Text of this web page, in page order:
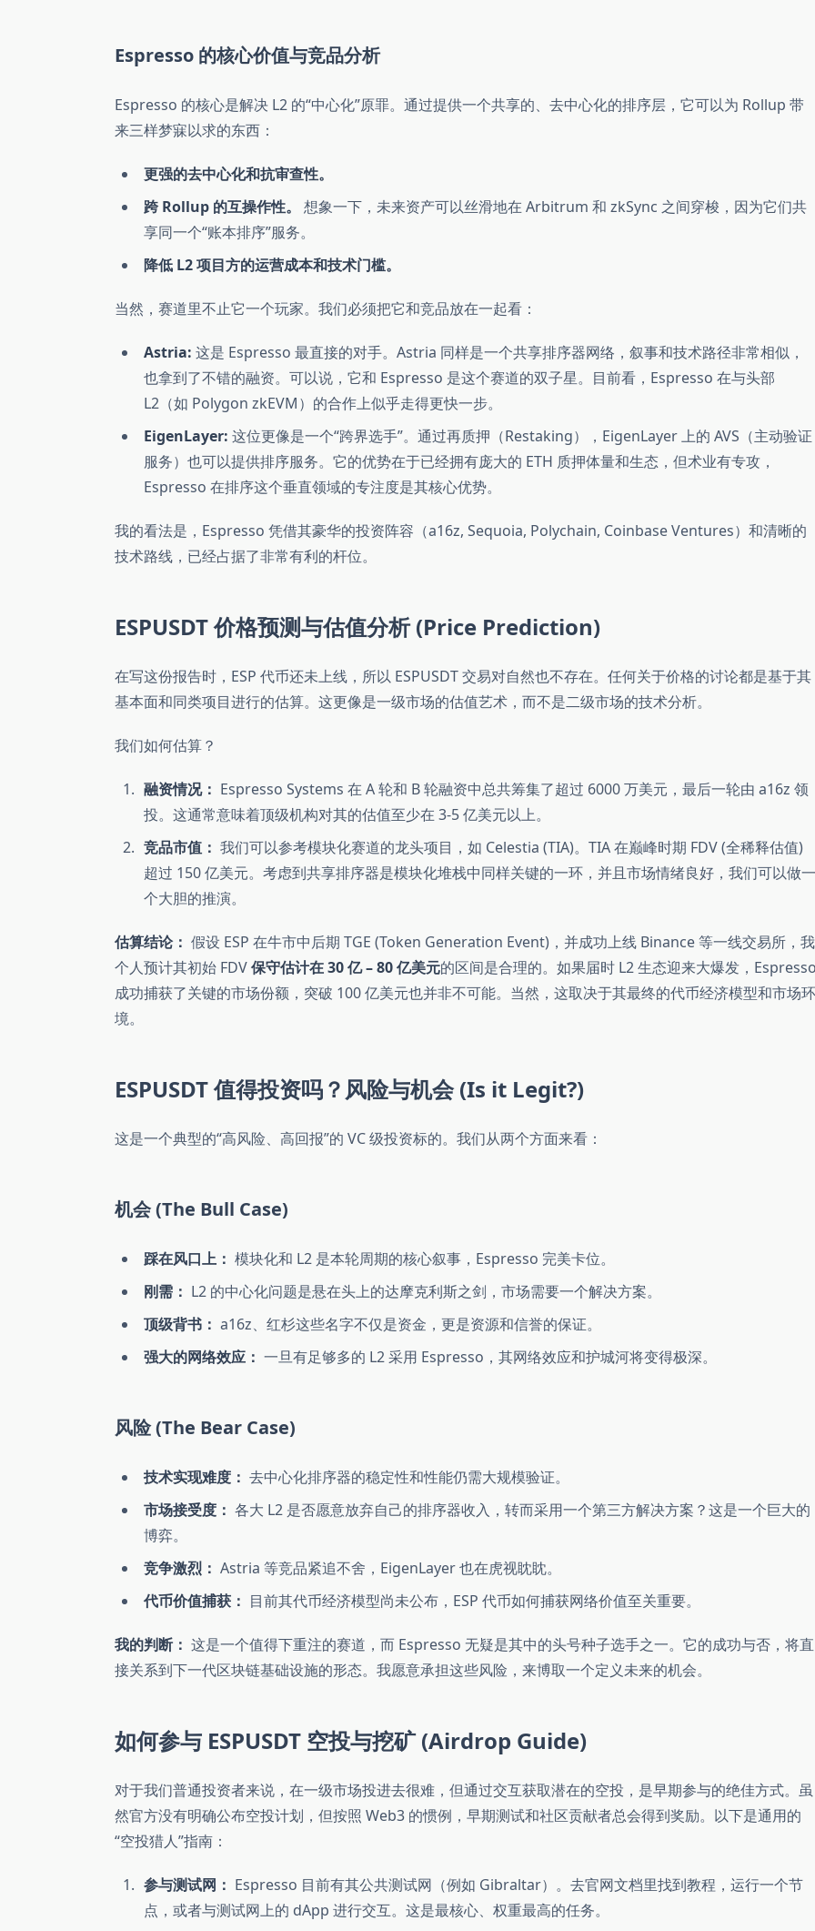
Espresso 的核心价值与竞品分析
Espresso 的核心是解决 L2 的“中心化”原罪。通过提供一个共享的、去中心化的排序层，它可以为 Rollup 带
来三样梦寐以求的东西：
更强的去中心化和抗审查性。
跨 Rollup 的互操作性。
想象一下，未来资产可以丝滑地在 Arbitrum 和 zkSync 之间穿梭，因为它们共
享同一个“账本排序”服务。
降低 L2 项目方的运营成本和技术门槛。
当然，赛道里不止它一个玩家。我们必须把它和竞品放在一起看：
Astria: 这是 Espresso 最直接的对手。Astria 同样是一个共享排序器网络，叙事和技术路径非常相似，
也拿到了不错的融资。可以说，它和 Espresso 是这个赛道的双子星。目前看，Espresso 在与头部
L2（如 Polygon zkEVM）的合作上似乎走得更快一步。
EigenLayer: 这位更像是一个“跨界选手”。通过再质押（Restaking），EigenLayer 上的 AVS（主动验证
服务）也可以提供排序服务。它的优势在于已经拥有庞大的 ETH 质押体量和生态，但术业有专攻，
Espresso 在排序这个垂直领域的专注度是其核心优势。
我的看法是，Espresso 凭借其豪华的投资阵容（a16z, Sequoia, Polychain, Coinbase Ventures）和清晰的
技术路线，已经占据了非常有利的杆位。
ESPUSDT 价格预测与估值分析 (Price Prediction)
在写这份报告时，ESP 代币还未上线，所以 ESPUSDT 交易对自然也不存在。任何关于价格的讨论都是基于其
基本面和同类项目进行的估算。这更像是一级市场的估值艺术，而不是二级市场的技术分析。
我们如何估算？
融资情况： Espresso Systems 在 A 轮和 B 轮融资中总共筹集了超过 6000 万美元，最后一轮由 a16z 领
投。这通常意味着顶级机构对其的估值至少在 3-5 亿美元以上。
竞品市值： 我们可以参考模块化赛道的龙头项目，如 Celestia (TIA)。TIA 在巅峰时期 FDV (全稀释估值)
超过 150 亿美元。考虑到共享排序器是模块化堆栈中同样关键的一环，并且市场情绪良好，我们可以做一
个大胆的推演。
估算结论： 假设 ESP 在牛市中后期 TGE (Token Generation Event)，并成功上线 Binance 等一线交易所，我
个人预计其初始 FDV保守估计在 30 亿 – 80 亿美元的区间是合理的。如果届时 L2 生态迎来大爆发，Espresso
成功捕获了关键的市场份额，突破 100 亿美元也并非不可能。当然，这取决于其最终的代币经济模型和市场环
境。
ESPUSDT 值得投资吗？风险与机会 (Is it Legit?)
这是一个典型的“高风险、高回报”的 VC 级投资标的。我们从两个方面来看：
机会 (The Bull Case)
踩在风口上： 模块化和 L2 是本轮周期的核心叙事，Espresso 完美卡位。
刚需： L2 的中心化问题是悬在头上的达摩克利斯之剑，市场需要一个解决方案。
顶级背书： a16z、红杉这些名字不仅是资金，更是资源和信誉的保证。
强大的网络效应： 一旦有足够多的 L2 采用 Espresso，其网络效应和护城河将变得极深。
风险 (The Bear Case)
技术实现难度： 去中心化排序器的稳定性和性能仍需大规模验证。
市场接受度： 各大 L2 是否愿意放弃自己的排序器收入，转而采用一个第三方解决方案？这是一个巨大的
博弈。
竞争激烈： Astria 等竞品紧追不舍，EigenLayer 也在虎视眈眈。
代币价值捕获： 目前其代币经济模型尚未公布，ESP 代币如何捕获网络价值至关重要。
我的判断： 这是一个值得下重注的赛道，而 Espresso 无疑是其中的头号种子选手之一。它的成功与否，将直
接关系到下一代区块链基础设施的形态。我愿意承担这些风险，来博取一个定义未来的机会。
如何参与 ESPUSDT 空投与挖矿 (Airdrop Guide)
对于我们普通投资者来说，在一级市场投进去很难，但通过交互获取潜在的空投，是早期参与的绝佳方式。虽
然官方没有明确公布空投计划，但按照 Web3 的惯例，早期测试和社区贡献者总会得到奖励。以下是通用的
“空投猎人”指南：
参与测试网： Espresso 目前有其公共测试网（例如 Gibraltar）。去官网文档里找到教程，运行一个节
点，或者与测试网上的 dApp 进行交互。这是最核心、权重最高的任务。